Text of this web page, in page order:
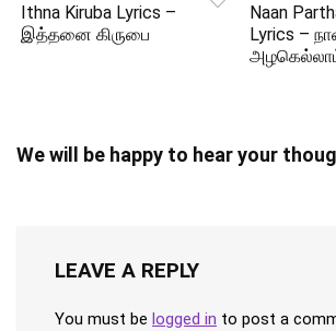
Ithna Kiruba Lyrics –
இத்தனை கிருபை
Naan
Lyrics –
We will be happy to hear your
LEAVE A REPLY
You must be logged in to post a